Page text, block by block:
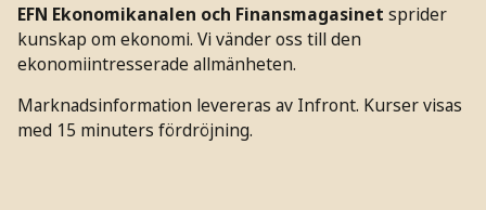
EFN Ekonomikanalen och Finansmagasinet sprider
kunskap om ekonomi. Vi vänder oss till den
ekonomiintresserade allmänheten.
Marknadsinformation levereras av Infront. Kurser visas
med 15 minuters fördröjning.